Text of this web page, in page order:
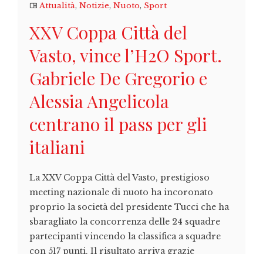
Attualità, Notizie, Nuoto, Sport
XXV Coppa Città del
Vasto, vince l’H2O Sport.
Gabriele De Gregorio e
Alessia Angelicola
centrano il pass per gli
italiani
La XXV Coppa Città del Vasto, prestigioso
meeting nazionale di nuoto ha incoronato
proprio la società del presidente Tucci che ha
sbaragliato la concorrenza delle 24 squadre
partecipanti vincendo la classifica a squadre
con 517 punti. Il risultato arriva grazie